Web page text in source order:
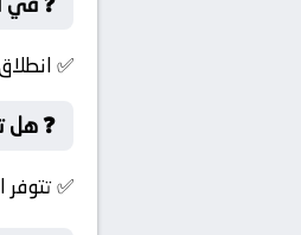
✅
❓ هل
✅ تتوفر